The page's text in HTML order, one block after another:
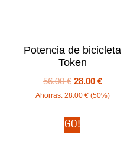
Potencia de bicicleta
Token
56.00€ 28.00 €
Ahorras: 28.00 € (50%)
GO!